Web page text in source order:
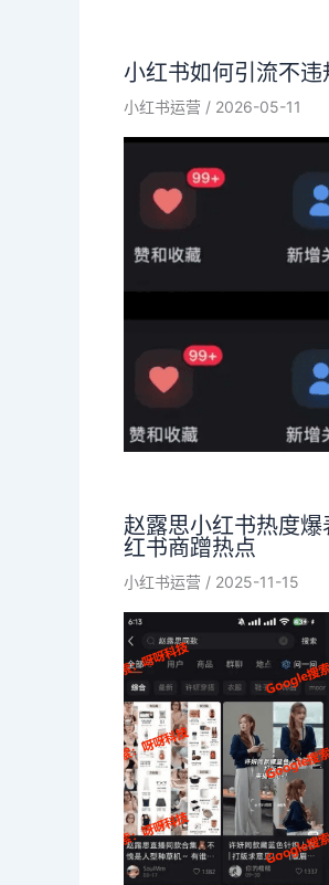
小红书如何引流不
小红书运营 / 2026-05-11
赵露思小红书热度
红书商蹭热点
小红书运营 / 2025-11-15